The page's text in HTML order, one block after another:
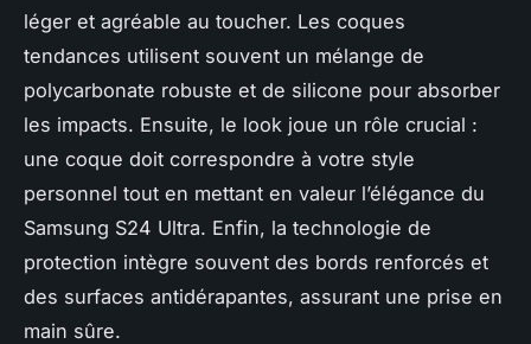
léger et agréable au toucher. Les coques
tendances utilisent souvent un mélange de
polycarbonate robuste et de silicone pour absorber
les impacts. Ensuite, le look joue un rôle crucial :
une coque doit correspondre à votre style
personnel tout en mettant en valeur l’élégance du
Samsung S24 Ultra. Enfin, la technologie de
protection intègre souvent des bords renforcés et
des surfaces antidérapantes, assurant une prise en
main sûre.